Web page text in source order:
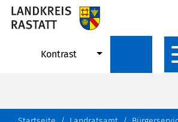
Kontrast